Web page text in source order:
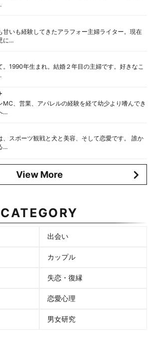
甘いも経験してきたアラフォー主婦ライター。現在
に...
。1990年生まれ。結婚２年目の主婦です。好きなこ
MC、営業、アパレルの経験を経て幼少より嗜んでき
...
、スポーツ観戦と犬と美容、そして恋愛です。 誰か
...
View More
CATEGORY
出会い
カップル
失恋・復縁
恋愛心理
男女研究